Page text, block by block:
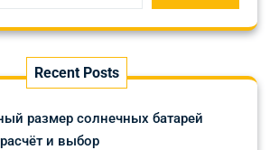
Recent Posts
размер солнечных батарей
и выбор